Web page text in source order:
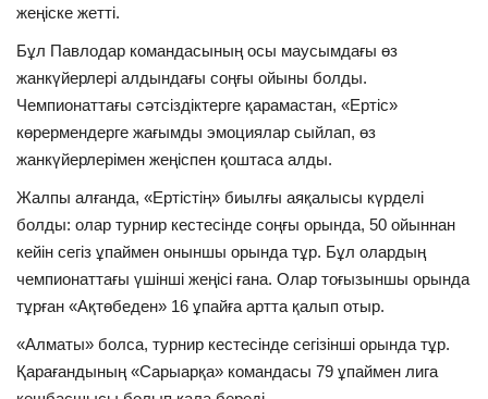
жеңіске жетті.
Бұл Павлодар командасының осы маусымдағы өз
жанкүйерлері алдындағы соңғы ойыны болды.
Чемпионаттағы сәтсіздіктерге қарамастан, «Ертіс»
көрермендерге жағымды эмоциялар сыйлап, өз
жанкүйерлерімен жеңіспен қоштаса алды.
Жалпы алғанда, «Ертістің» биылғы аяқалысы күрделі
болды: олар турнир кестесінде соңғы орында, 50 ойыннан
кейін сегіз ұпаймен оныншы орында тұр. Бұл олардың
чемпионаттағы үшінші жеңісі ғана. Олар тоғызыншы орында
тұрған «Ақтөбеден» 16 ұпайға артта қалып отыр.
«Алматы» болса, турнир кестесінде сегізінші орында тұр.
Қарағандының «Сарыарқа» командасы 79 ұпаймен лига